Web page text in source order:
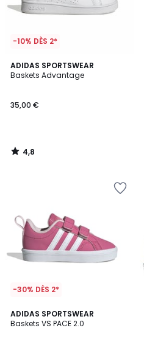
-10% DÈS 2*
ADIDAS SPORTSWEAR
Baskets Advantage
35,00 €
4,8
/ 5
4,8
/
-30% DÈS 2*
ADIDAS SPORTSWEAR
Baskets VS PACE 2.0
4,4
/ 5
2
Couleurs